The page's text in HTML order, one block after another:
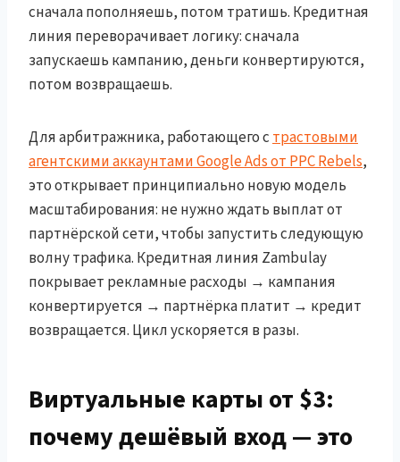
сначала пополняешь, потом тратишь. Кредитная
линия переворачивает логику: сначала
запускаешь кампанию, деньги конвертируются,
потом возвращаешь.
Для арбитражника, работающего с трастовыми
агентскими аккаунтами Google Ads от PPC Rebels,
это открывает принципиально новую модель
масштабирования: не нужно ждать выплат от
партнёрской сети, чтобы запустить следующую
волну трафика. Кредитная линия Zambulay
покрывает рекламные расходы → кампания
конвертируется → партнёрка платит → кредит
возвращается. Цикл ускоряется в разы.
Виртуальные карты от $3:
почему дешёвый вход — это